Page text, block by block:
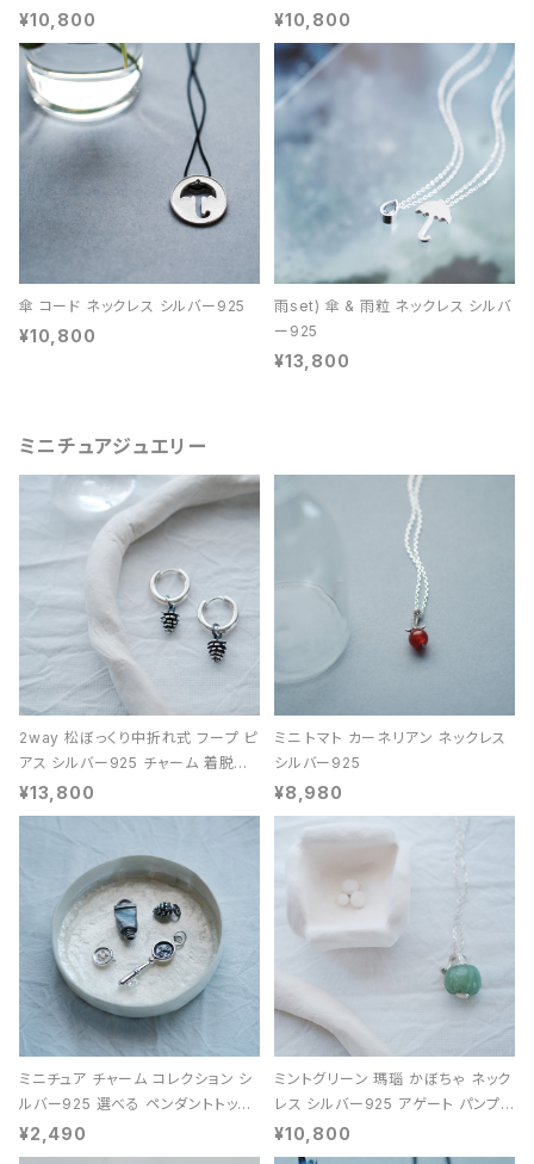
¥10,800 ¥10,800
傘 コード ネックレス シルバー925
¥10,800
雨set) 傘 & 雨粒 ネックレス シルバ
ー925
¥13,800
ミニチュアジュエリー
2way 松ぼっくり中折れ式 フープ ピ
アス シルバー925 チャーム 着脱可
能 レディース ユニセックス
¥13,800
ミニ トマト カーネリアン ネックレス
シルバー925
¥8,980
ミニチュア チャーム コレクション シ
ルバー925 選べる ペンダントトップ
レディース ユニセックス
¥2,490
ミントグリーン 瑪瑙 かぼちゃ ネック
レス シルバー925 アゲート パンプキ
ン 天然石 レディース
¥10,800